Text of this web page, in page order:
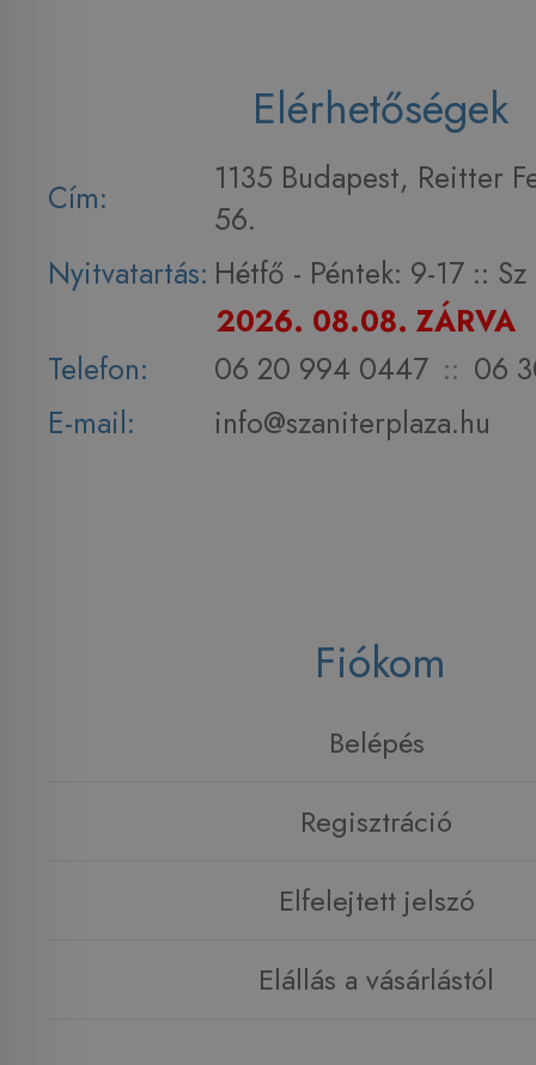
Elérhetőségek
Cím:
1135 Budapest, Reitter
56.
Nyitvatartás: Hétfő - Péntek: 9-17 :: Sz
2026. 08.08. ZÁRVA
Telefon:
06 20 994 0447 :: 06
E-mail:
info@szaniterplaza.hu
Fiókom
Belépés
Regisztráció
Elfelejtett jelszó
Elállás a vásárlástól